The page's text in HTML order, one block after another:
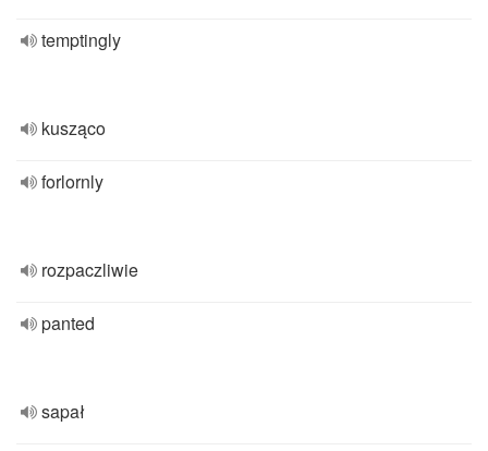
temptingly
kusząco
forlornly
rozpaczliwie
panted
sapał